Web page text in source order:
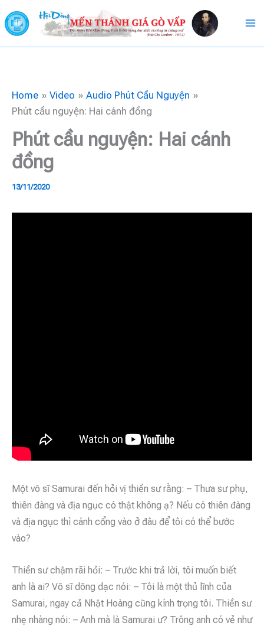
to
content
Home Video
Audio Phút Cầu Nguyện
Phút cầu nguyện: Hai cánh đồng
Phút cầu nguyện: Hai cánh
đồng
13/11/2020
Một võ sĩ Samurai đến hỏi vị thiền sư rằng: – Thưa sư phụ,
thiên đàng và địa ngục có thật không ạ? Nếu có thiên đàng
và địa ngục thì cánh cổng vào ở đâu để tôi có thể bước
vào?
Thiền sư chậm rãi hỏi: – Trước khi trả lời, tôi muốn biết
anh là ai? Võ sĩ dõng dạc nói: – Tôi là một thủ lĩnh của
Samurai, ngay cả Nhật Hoàng cũng kính trọng tôi. Thiền sư
nhẹ nhàng nói: – Anh mà là Samurai ư? Trông anh có vẻ như